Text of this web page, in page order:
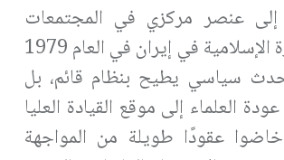
إلى عنصر مركزي في المجتمعات
المقاومة. فالثورة الإسلامية في إيران في العام 1979
سياسي يطيح بنظام قائم، بل
العلماء إلى موقع القيادة العليا
عقودًا طويلة من المواجهة